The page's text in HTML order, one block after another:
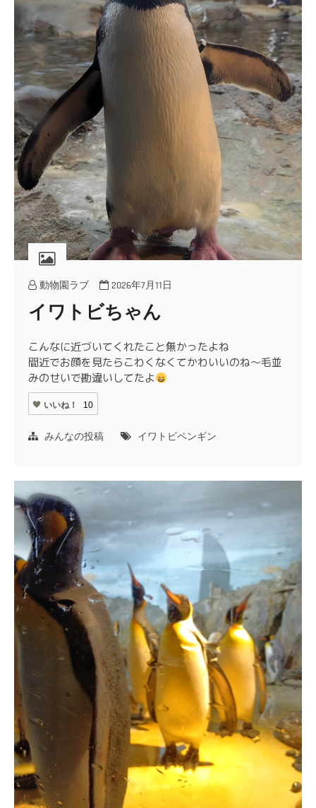
動物園ラブ 2026年7月11日
イワトビちゃん
こんなに近づいてくれたこと無かったよね
間近でお顔を見たらこわくなくてかわいいのね〜毛並
みのせいで勘違いしてたよ
いいね！ 10
みんなの投稿 イワトビペンギン